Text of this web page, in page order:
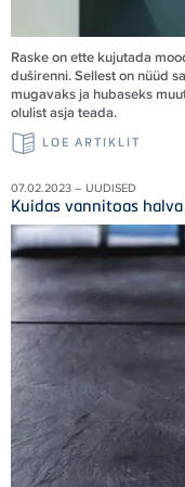
Raske on ette kujutada
duširenni. Sellest on nüüd
mugavaks ja hubaseks
olulist asja teada.
LOE ARTIKLIT
07.02.2023 – UUDISED
Kuidas vannitoas